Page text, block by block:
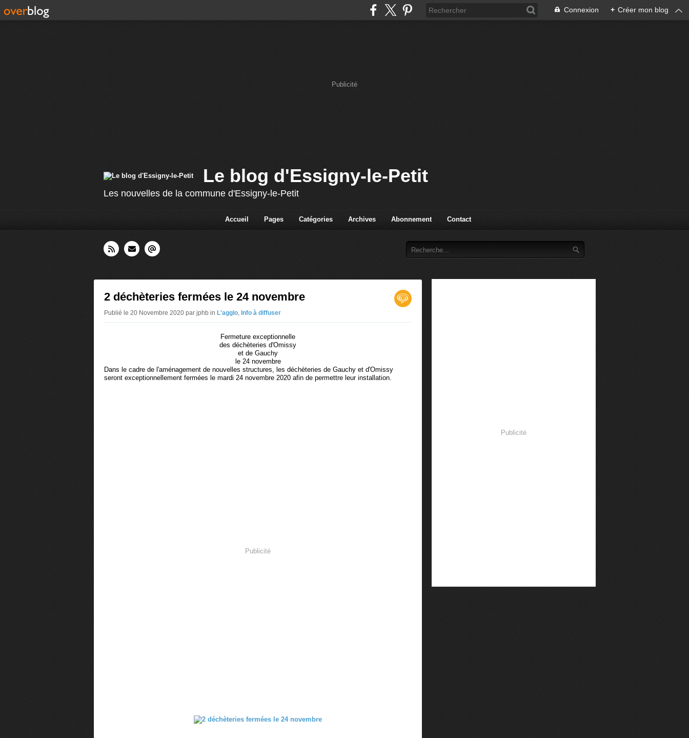
Connexion + Créer mon blog
Publicité
Le blog d'Essigny-le-Petit
Les nouvelles de la commune d'Essigny-le-Petit
Accueil Pages Catégories Archives Abonnement Contact
2 déchèteries fermées le 24 novembre
Publié le 20 Novembre 2020 par jphb in L'agglo, Info à diffuser
Fermeture exceptionnelle
des déchèteries d'Omissy
et de Gauchy
le 24 novembre
Dans le cadre de l'aménagement de nouvelles structures, les déchèteries de Gauchy et d'Omissy
seront exceptionnellement fermées le mardi 24 novembre 2020 afin de permettre leur installation.
Publicité
Publicité